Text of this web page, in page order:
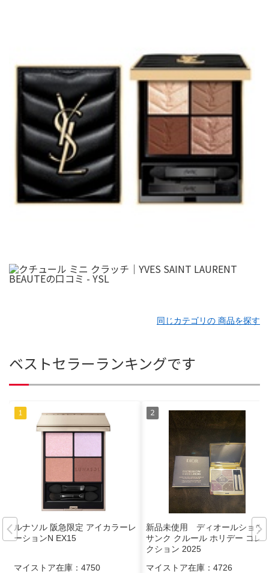
同じカテゴリの 商品を探す
ベストセラーランキングです
ルナソル 阪急限定 アイカラーレ
ーションN EX15
マイストア在庫： 4750
新品未使用 ディオールショウ
サンク クルール ホリデー コレ
クション 2025
マイストア在庫： 4726